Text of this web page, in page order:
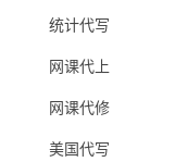
统计代写
网课代上
网课代修
美国代写